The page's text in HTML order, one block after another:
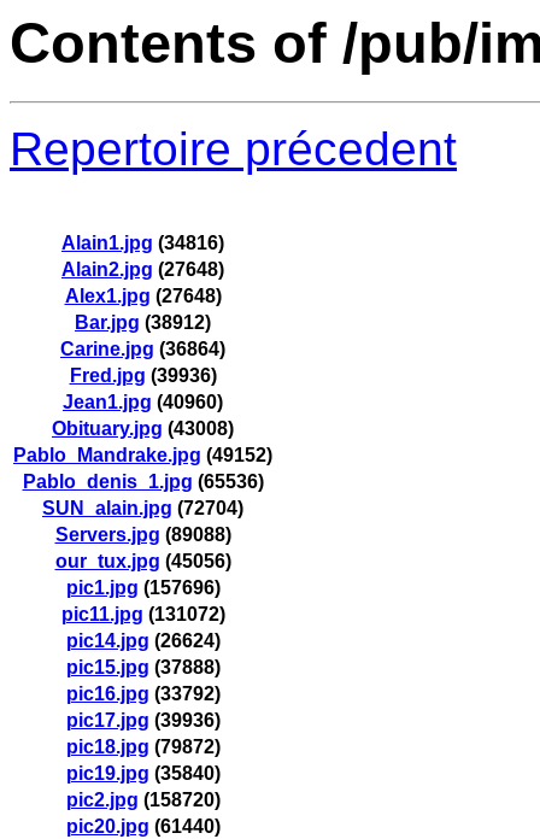
Contents of /pub/
Repertoire précedent
Alain1.jpg (34816)
Alain2.jpg (27648)
Alex1.jpg (27648)
Bar.jpg (38912)
Carine.jpg (36864)
Fred.jpg (39936)
Jean1.jpg (40960)
Obituary.jpg (43008)
Pablo_Mandrake.jpg (49152)
Pablo_denis_1.jpg (65536)
SUN_alain.jpg (72704)
Servers.jpg (89088)
our_tux.jpg (45056)
pic1.jpg (157696)
pic11.jpg (131072)
pic14.jpg (26624)
pic15.jpg (37888)
pic16.jpg (33792)
pic17.jpg (39936)
pic18.jpg (79872)
pic19.jpg (35840)
pic2.jpg (158720)
pic20.jpg (61440)